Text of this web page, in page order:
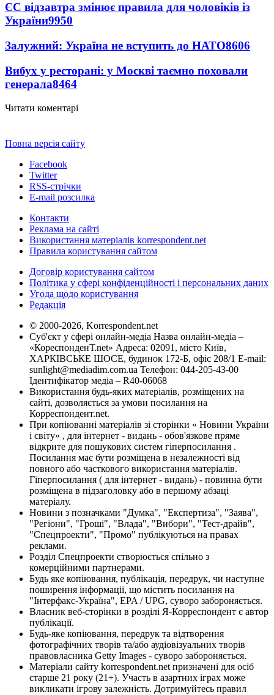
ЄС відзавтра змінює правила для чоловіків із
України9950
Залужний: Україна не вступить до НАТО8606
Вибух у ресторані: у Москві таємно поховали
генерала8464
Читати коментарі
Повна версія сайту
Facebook
Twitter
RSS-стрічки
E-mail розсилка
Контакти
Реклама на сайті
Використання матеріалів korrespondent.net
Правила користування сайтом
Договір користування сайтом
Політика у сфері конфіденційності і персональних даних
Угода щодо користування
Редакція
© 2000-2026, Korrespondent.net
Суб'єкт у сфері онлайн-медіа Назва онлайн-медіа –
«КореспонденТ.net» Адреса: 02091, місто Київ,
ХАРКІВСЬКЕ ШОСЕ, будинок 172-Б, офіс 208/1 E-mail:
sunlight@mediadim.com.ua Телефон: 044-205-43-00
Ідентифікатор медіа – R40-06068
Використання будь-яких матеріалів, розміщених на
сайті, дозволяється за умови посилання на
Корреспондент.net.
При копіюванні матеріалів зі сторінки « Новини України
і світу» , для інтернет - видань - обов'язкове пряме
відкрите для пошукових систем гіперпосилання .
Посилання має бути розміщена в незалежності від
повного або часткового використання матеріалів.
Гіперпосилання ( для інтернет - видань) - повинна бути
розміщена в підзаголовку або в першому абзаці
матеріалу.
Новини з позначками "Думка", "Експертиза", "Заява",
"Регіони", "Гроші", "Влада", "Вибори", "Тест-драйв",
"Спецпроекти", "Промо" публікуються на правах
реклами.
Розділ Спецпроекти створюється спільно з
комерційними партнерами.
Будь яке копіювання, публікація, передрук, чи наступне
поширення інформації, що містить посилання на
"Інтерфакс-Україна", EPA / UPG, суворо забороняється.
Власник веб-сторінки в розділі Я-Корреспондент є автор
публікації.
Будь-яке копіювання, передрук та відтворення
фотографічних творів та/або аудіовізуальних творів
правовласника Getty Images - суворо забороняється.
Матеріали сайту korrespondent.net призначені для осіб
старше 21 року (21+). Участь в азартних іграх може
викликати ігрову залежність. Дотримуйтесь правил